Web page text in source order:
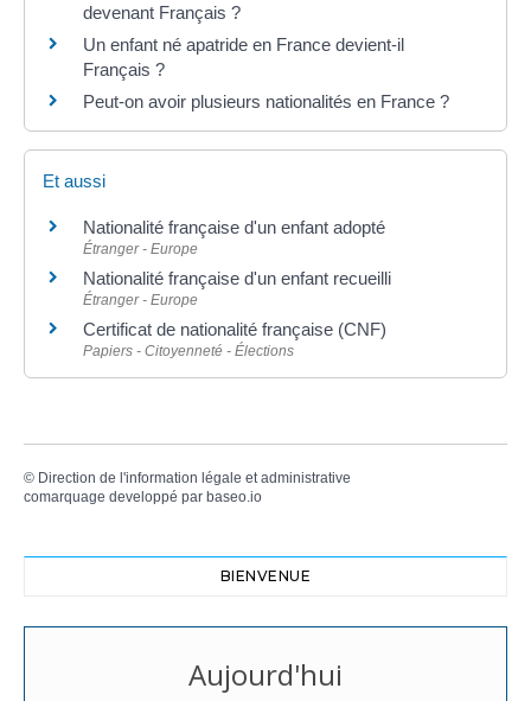
devenant Français ?
Un enfant né apatride en France devient-il
Français ?
Peut-on avoir plusieurs nationalités en France ?
Et aussi
Nationalité française d'un enfant adopté
Étranger - Europe
Nationalité française d'un enfant recueilli
Étranger - Europe
Certificat de nationalité française (CNF)
Papiers - Citoyenneté - Élections
© Direction de l'information légale et administrative
comarquage developpé par baseo.io
BIENVENUE
Aujourd'hui